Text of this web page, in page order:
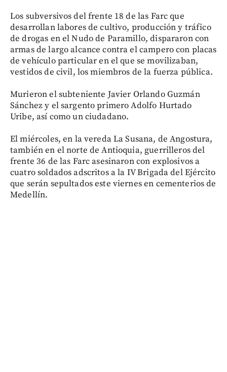
Los subversivos del frente 18 de las Farc que
desarrollan labores de cultivo, producción y tráfico
de drogas en el Nudo de Paramillo, dispararon con
armas de largo alcance contra el campero con placas
de vehículo particular en el que se movilizaban,
vestidos de civil, los miembros de la fuerza pública.
Murieron el subteniente Javier Orlando Guzmán
Sánchez y el sargento primero Adolfo Hurtado
Uribe, así como un ciudadano.
El miércoles, en la vereda La Susana, de Angostura,
también en el norte de Antioquia, guerrilleros del
frente 36 de las Farc asesinaron con explosivos a
cuatro soldados adscritos a la IV Brigada del Ejército
que serán sepultados este viernes en cementerios de
Medellín.